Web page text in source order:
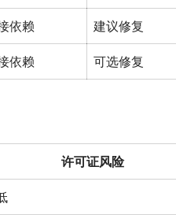
依赖 建议修复
依赖 可选修复
许可证风险